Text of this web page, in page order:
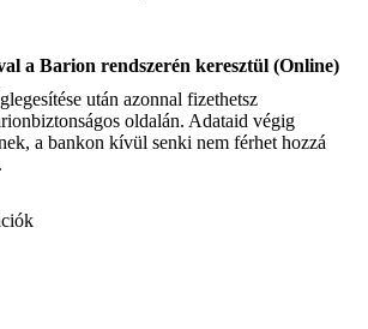
a Barion rendszerén keresztül (Online)
után azonnal fizethetsz
oldalán. Adataid végig
a bankon kívül senki nem férhet hozzá